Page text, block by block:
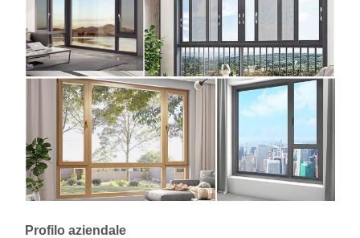
Profilo aziendale